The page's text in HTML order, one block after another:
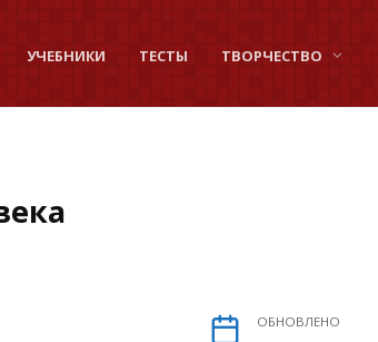
УЧЕБНИКИ ТЕСТЫ ТВОРЧЕСТВО
ОБНОВЛЕНО